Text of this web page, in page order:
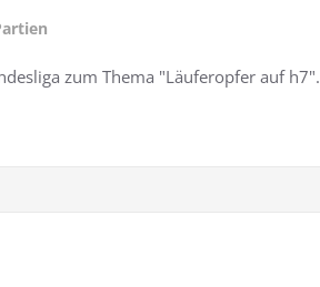
zum Thema "Läuferopfer auf h7".